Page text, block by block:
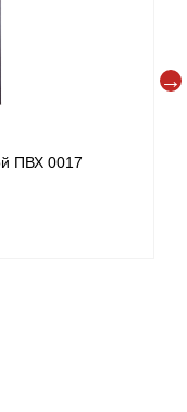
ПВХ 0017